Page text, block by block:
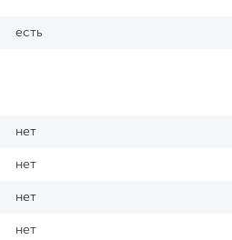
есть
нет
нет
нет
нет